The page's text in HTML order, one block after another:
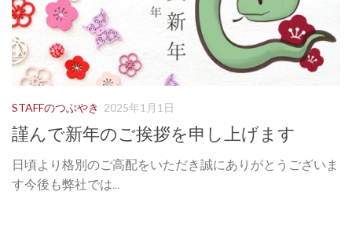
STAFFのつぶやき 2025年1月1日
謹んで新年のご挨拶を申し上げます
日頃より格別のご高配をいただき誠にありがとうございま
す今後も弊社では...